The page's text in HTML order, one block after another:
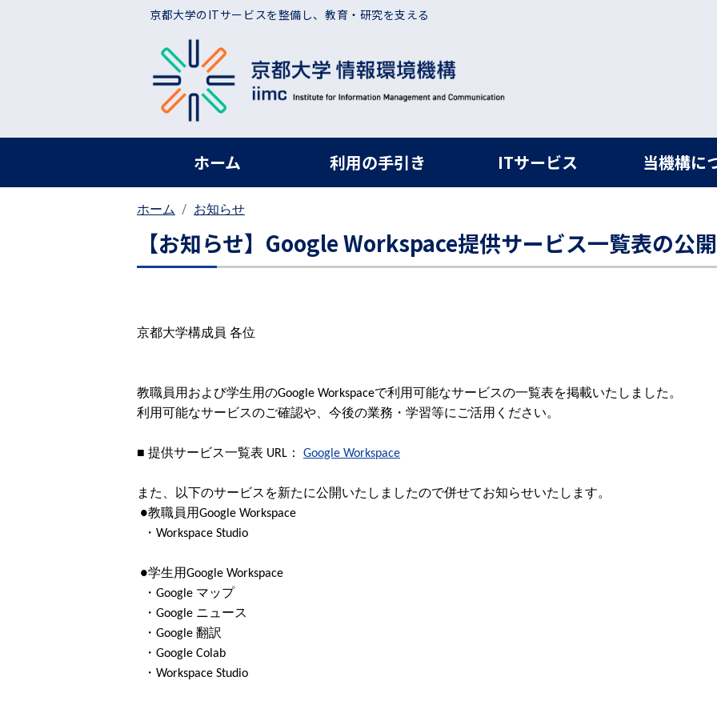
京都大学のITサービスを整備し、教育・研究を支える
ヘッダー グローバルナビ
ホーム 利用の手引き ITサービス 当機構に
ホーム お知らせ
【お知らせ】Google Workspace提供サービス一覧表の公開
京都大学構成員 各位
教職員用および学生用のGoogle Workspaceで利用可能なサービスの一覧表を掲載いたしました。
利用可能なサービスのご確認や、今後の業務・学習等にご活用ください。
■ 提供サービス一覧表 URL： Google Workspace
また、以下のサービスを新たに公開いたしましたので併せてお知らせいたします。
●教職員用Google Workspace
・Workspace Studio
●学生用Google Workspace
・Google マップ
・Google ニュース
・Google 翻訳
・Google Colab
・Workspace Studio